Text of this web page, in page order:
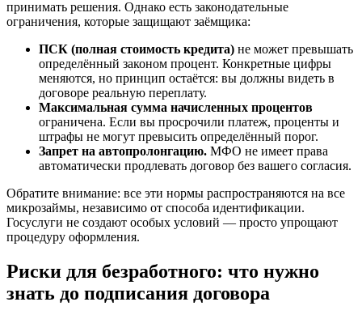
принимать решения. Однако есть законодательные
ограничения, которые защищают заёмщика:
ПСК (полная стоимость кредита) не может превышать
определённый законом процент. Конкретные цифры
меняются, но принцип остаётся: вы должны видеть в
договоре реальную переплату.
Максимальная сумма начисленных процентов
ограничена. Если вы просрочили платеж, проценты и
штрафы не могут превысить определённый порог.
Запрет на автопролонгацию. МФО не имеет права
автоматически продлевать договор без вашего согласия.
Обратите внимание: все эти нормы распространяются на все
микрозаймы, независимо от способа идентификации.
Госуслуги не создают особых условий — просто упрощают
процедуру оформления.
Риски для безработного: что нужно
знать до подписания договора